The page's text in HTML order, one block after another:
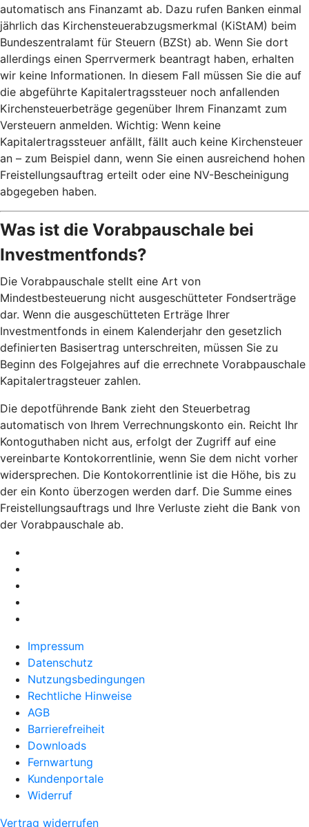
automatisch ans Finanzamt ab. Dazu rufen Banken einmal
jährlich das Kirchensteuerabzugsmerkmal (KiStAM) beim
Bundeszentralamt für Steuern (BZSt) ab. Wenn Sie dort
allerdings einen Sperrvermerk beantragt haben, erhalten
wir keine Informationen. In diesem Fall müssen Sie die auf
die abgeführte Kapitalertragssteuer noch anfallenden
Kirchensteuerbeträge gegenüber Ihrem Finanzamt zum
Versteuern anmelden. Wichtig: Wenn keine
Kapitalertragssteuer anfällt, fällt auch keine Kirchensteuer
an – zum Beispiel dann, wenn Sie einen ausreichend hohen
Freistellungsauftrag erteilt oder eine NV-Bescheinigung
abgegeben haben.
Was ist die Vorabpauschale bei
Investmentfonds?
Die Vorabpauschale stellt eine Art von
Mindestbesteuerung nicht ausgeschütteter Fondserträge
dar. Wenn die ausgeschütteten Erträge Ihrer
Investmentfonds in einem Kalenderjahr den gesetzlich
definierten Basisertrag unterschreiten, müssen Sie zu
Beginn des Folgejahres auf die errechnete Vorabpauschale
Kapitalertragsteuer zahlen.
Die depotführende Bank zieht den Steuerbetrag
automatisch von Ihrem Verrechnungskonto ein. Reicht Ihr
Kontoguthaben nicht aus, erfolgt der Zugriff auf eine
vereinbarte Kontokorrentlinie, wenn Sie dem nicht vorher
widersprechen. Die Kontokorrentlinie ist die Höhe, bis zu
der ein Konto überzogen werden darf. Die Summe eines
Freistellungsauftrags und Ihre Verluste zieht die Bank von
der Vorabpauschale ab.
Impressum
Datenschutz
Nutzungsbedingungen
Rechtliche Hinweise
AGB
Barrierefreiheit
Downloads
Fernwartung
Kundenportale
Widerruf
Vertrag widerrufen